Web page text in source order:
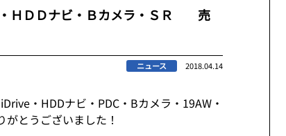
・ＨＤＤナビ・Ｂカメラ・ＳＲ 売
ニュース 2018.04.14
・HDDナビ・PDC・Bカメラ・19AW・
うございました！